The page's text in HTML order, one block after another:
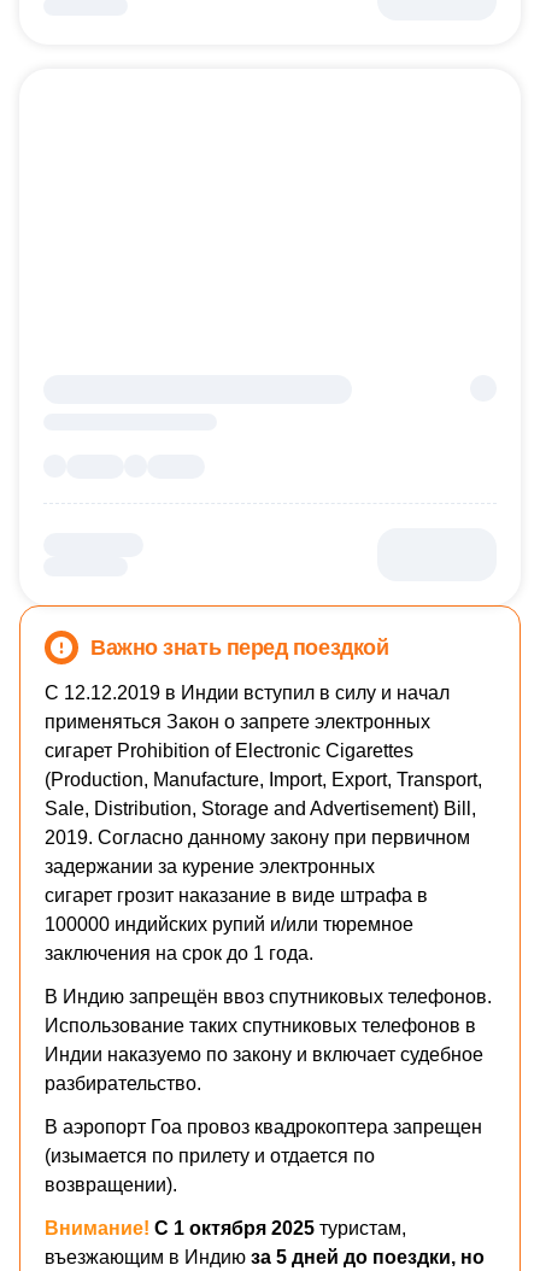
Важно знать перед поездкой
С 12.12.2019 в Индии вступил в силу и начал
применяться Закон о запрете электронных
сигарет Prohibition of Electronic Cigarettes
(Production, Manufacture, Import, Export, Transport,
Sale, Distribution, Storage and Advertisement) Bill,
2019. Согласно данному закону при первичном
задержании за курение электронных
сигарет грозит наказание в виде штрафа в
100000 индийских рупий и/или тюремное
заключения на срок до 1 года.
В Индию запрещён ввоз спутниковых телефонов.
Использование таких спутниковых телефонов в
Индии наказуемо по закону и включает судебное
разбирательство.
В аэропорт Гоа провоз квадрокоптера запрещен
(изымается по прилету и отдается по
возвращении).
Внимание! С 1 октября 2025 туристам,
въезжающим в Индию за 5 дней до поездки, но